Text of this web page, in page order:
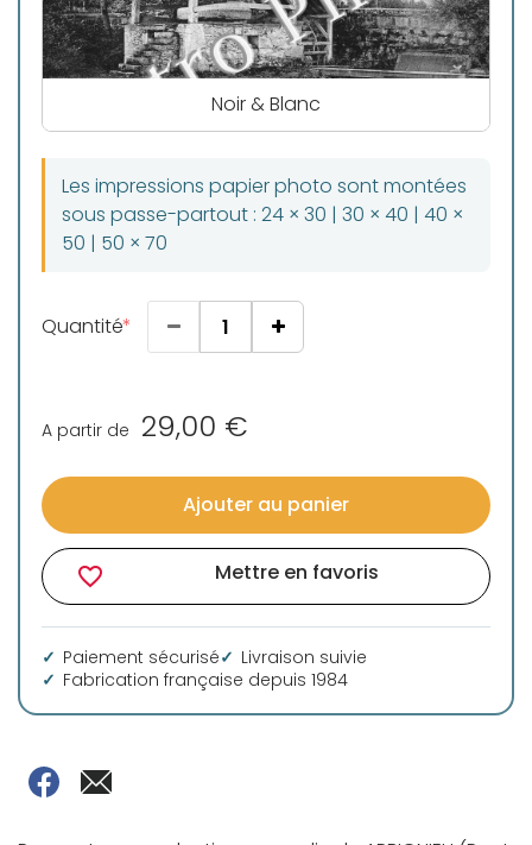
Noir & Blanc
Les impressions papier photo sont montées
sous passe-partout : 24 × 30 | 30 × 40 | 40 ×
50 | 50 × 70
Quantité
A partir de 29,00 €
Ajouter au panier
favorite_border Mettre en favoris
Paiement sécurisé
Livraison suivie
Fabrication française depuis 1984